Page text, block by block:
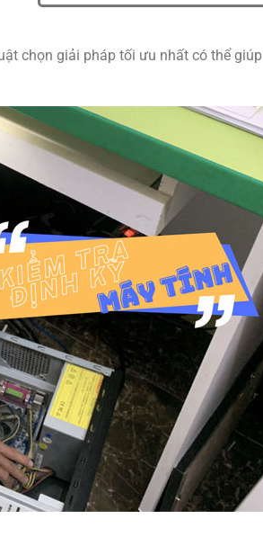
chọn giải pháp tối ưu nhất có thể giúp